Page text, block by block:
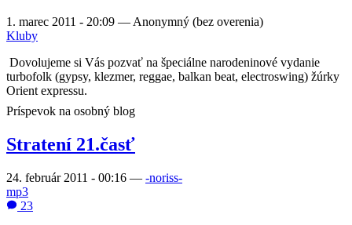
1. marec 2011 - 20:09 —Anonymný (bez overenia)
Kluby
Dovolujeme si Vás pozvať na špeciálne narodeninové vydanie
turbofolk (gypsy, klezmer, reggae, balkan beat, electroswing) žúrky
Orient expressu.
Príspevok na osobný blog
Stratení 21.časť
24. február 2011 - 00:16 — -noriss-
mp3
23